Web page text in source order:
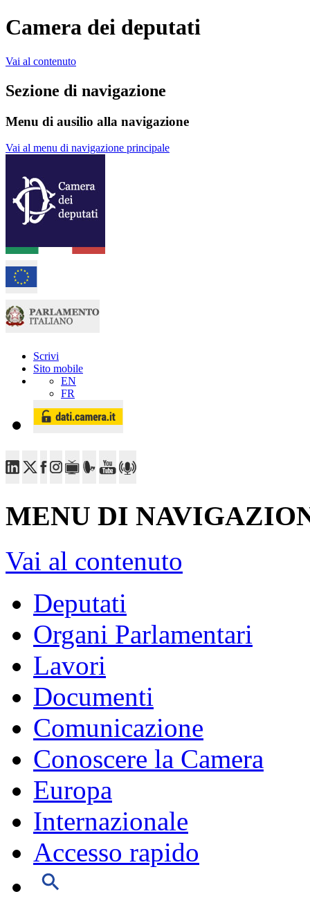
Camera dei deputati
Vai al contenuto
Sezione di navigazione
Menu di ausilio alla navigazione
Vai al menu di navigazione principale
Scrivi
Sito mobile
EN
FR
MENU DI
Vai al contenuto
Deputati
Organi Parlamentari
Lavori
Documenti
Comunicazione
Conoscere la Camera
Europa
Internazionale
Accesso rapido